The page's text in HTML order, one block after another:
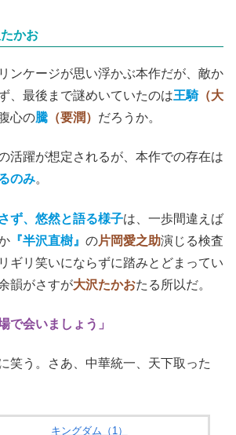
かお
ンケージが思い浮かぶ本作だが、敵か
、最後まで謎めいていたのは王騎（大
心の騰 （要潤） だろうか。
活躍が想定されるが、本作での存在は
のみ。
ず、悠然と語る様子は、一歩間違えば
『半沢直樹』 の片岡愛之助演じる検査
ギリ笑いにならずに踏みとどまってい
韻がさすが大沢たかおたる所以だ。
で会いましょう」
笑う。さあ、中華統一、天下取った
キングダム（1）